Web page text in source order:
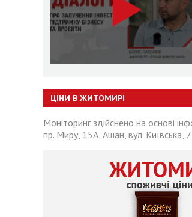
ЦІНИ В ЖИТОМИРІ
Моніторинг здійснено на основі
пр. Миру, 15А, Ашан, вул. Київська,